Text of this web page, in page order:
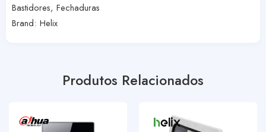
Bastidores, Fechaduras
Brand: Helix
Produtos Relacionados